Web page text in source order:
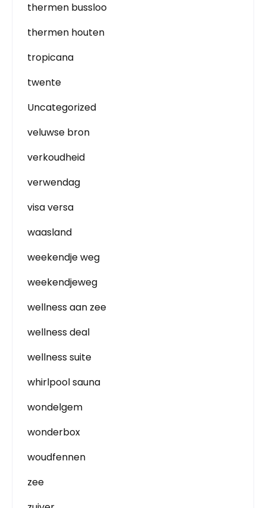
thermen bussloo
thermen houten
tropicana
twente
Uncategorized
veluwse bron
verkoudheid
verwendag
visa versa
waasland
weekendje weg
weekendjeweg
wellness aan zee
wellness deal
wellness suite
whirlpool sauna
wondelgem
wonderbox
woudfennen
zee